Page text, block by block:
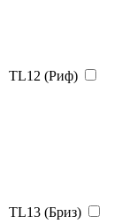
TL12 (Риф)
TL13 (Бриз)